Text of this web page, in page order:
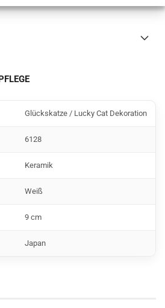
Glückskatze / Lucky Cat Dekoration
6128
Keramik
Weiß
9 cm
Japan